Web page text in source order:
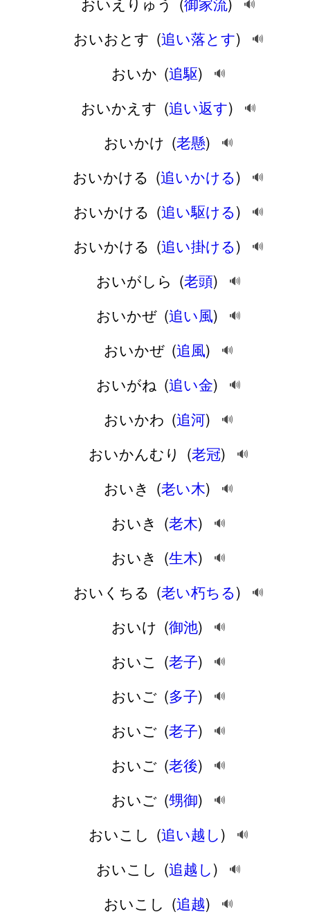
🔊
おいおとす (追い落とす) 🔊
おいか (追駆) 🔊
おいかえす (追い返す) 🔊
おいかけ (老懸) 🔊
おいかける (追いかける) 🔊
おいかける (追い駆ける) 🔊
おいかける (追い掛ける) 🔊
おいがしら (老頭) 🔊
おいかぜ (追い風) 🔊
おいかぜ (追風) 🔊
おいがね (追い金) 🔊
おいかわ (追河) 🔊
おいかんむり (老冠) 🔊
おいき (老い木) 🔊
おいき (老木) 🔊
おいき (生木) 🔊
おいくちる (老い朽ちる) 🔊
おいけ (御池) 🔊
おいこ (老子) 🔊
おいご (多子) 🔊
おいご (老子) 🔊
おいご (老後) 🔊
おいご (甥御) 🔊
おいこし (追い越し) 🔊
おいこし (追越し) 🔊
おいこし (追越) 🔊